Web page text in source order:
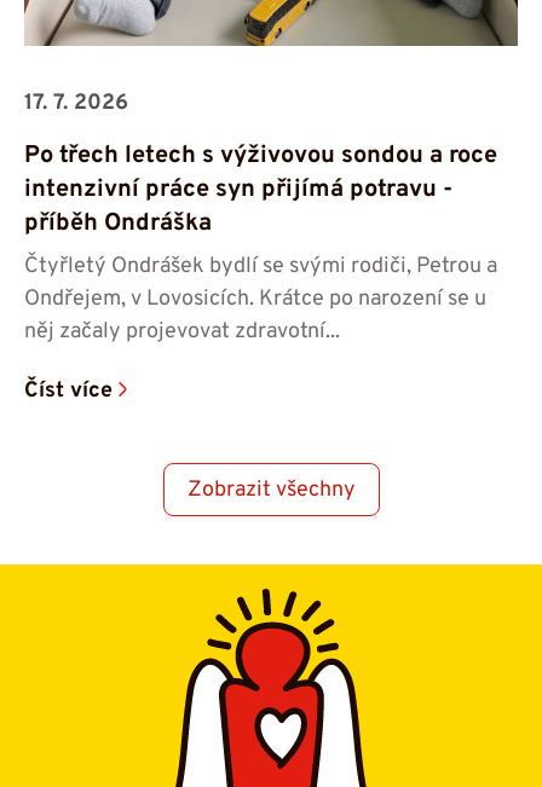
17. 7. 2026
Po třech letech s výživovou sondou a roce
intenzivní práce syn přijímá potravu -⁠⁠⁠⁠⁠⁠
příběh Ondráška
Čtyřletý Ondrášek bydlí se svými rodiči, Petrou a
Ondřejem, v Lovosicích. Krátce po narození se u
něj začaly projevovat zdravotní...
Číst více
Zobrazit všechny